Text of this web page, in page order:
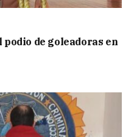
de goleadoras en